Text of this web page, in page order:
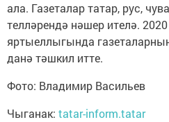
ала. Газеталар татар, рус,
телләрендә нәшер ителә.
яртыеллыгында
данә тәшкил итте.
Фото: Владимир Васильев
Чыганак: tatar-inform.tatar